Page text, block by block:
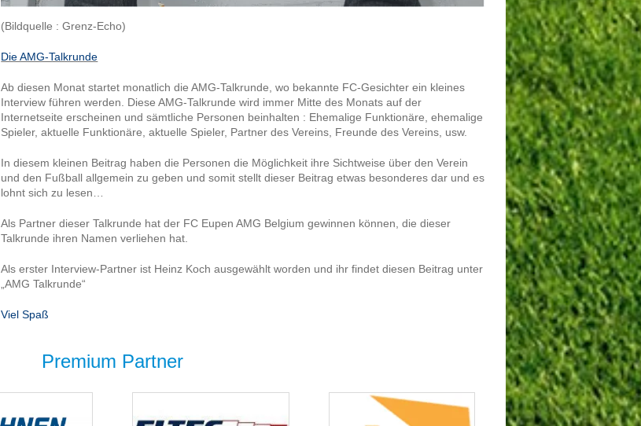
(Bildquelle : Grenz-Echo)
Die AMG-Talkrunde
Ab diesen Monat startet monatlich die AMG-Talkrunde, wo bekannte FC-Gesichter ein kleines
Interview führen werden. Diese AMG-Talkrunde wird immer Mitte des Monats auf der
Internetseite erscheinen und sämtliche Personen beinhalten : Ehemalige Funktionäre, ehemalige
Spieler, aktuelle Funktionäre, aktuelle Spieler, Partner des Vereins, Freunde des Vereins, usw.
In diesem kleinen Beitrag haben die Personen die Möglichkeit ihre Sichtweise über den Verein
und den Fußball allgemein zu geben und somit stellt dieser Beitrag etwas besonderes dar und es
lohnt sich zu lesen…
Als Partner dieser Talkrunde hat der FC Eupen AMG Belgium gewinnen können, die dieser
Talkrunde ihren Namen verliehen hat.
Als erster Interview-Partner ist Heinz Koch ausgewählt worden und ihr findet diesen Beitrag unter
„AMG Talkrunde“
Viel Spaß
Premium Partner